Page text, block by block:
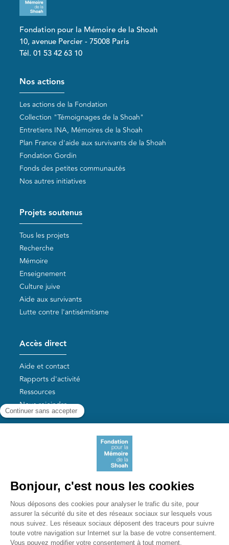
Fondation pour la Mémoire de la Shoah
10, avenue Percier - 75008 Paris
Tél. 01 53 42 63 10
Pied de page
Nos actions
Les actions de la Fondation
Collection "Témoignages de la Shoah"
Entretiens INA, Mémoires de la Shoah
Plan France d'aide aux survivants de la Shoah
Fondation Gordin
Fonds des petites communautés
Nos autres initiatives
Projets soutenus
Tous les projets
Recherche
Mémoire
Enseignement
Culture juive
Aide aux survivants
Lutte contre l'antisémitisme
Accès direct
Aide et contact
Rapports d'activité
Ressources
Nous rejoindre
Aide aux survivants de la Shoah
Liens utiles
Mémorial de la Shoah
Le camp des Milles